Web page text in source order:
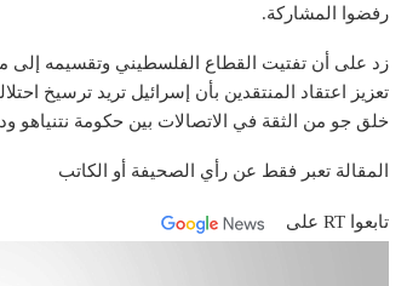
رفضوا المشاركة.
زد على أن تفتيت القطاع الفلسطيني وتقسيمه إلى
تعزيز اعتقاد المنتقدين بأن إسرائيل تريد ترسيخ
خلق جو من الثقة في الاتصالات بين حكومة نتنياهو
المقالة تعبر فقط عن رأي الصحيفة أو الكاتب
تابعوا RT على